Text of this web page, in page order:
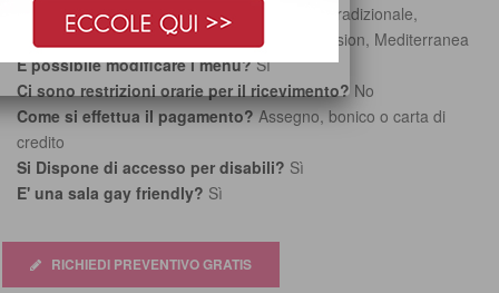
Che tipo di cucina offre la sala?
Naturale, Tradizionale,
regionale, D'autore Internazionale, Etnica, Fusion, Mediterranea
È possibile modificare i menù?Sì
Ci sono restrizioni orarie per il ricevimento? No
Come si effettua il pagamento?Assegno, bonico o carta di
credito
Si Dispone di accesso per disabili? Sì
E' una sala gay friendly? Sì
RICHIEDI PREVENTIVO GRATIS